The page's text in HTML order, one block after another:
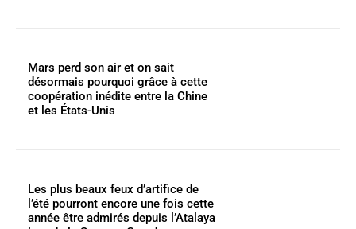
Mars perd son air et on sait
désormais pourquoi grâce à cette
coopération inédite entre la Chine
et les États-Unis
Les plus beaux feux d’artifice de
l’été pourront encore une fois cette
année être admirés depuis l’Atalaya